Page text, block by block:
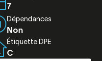
7
Dépendances
Non
Étiquette DPE
C